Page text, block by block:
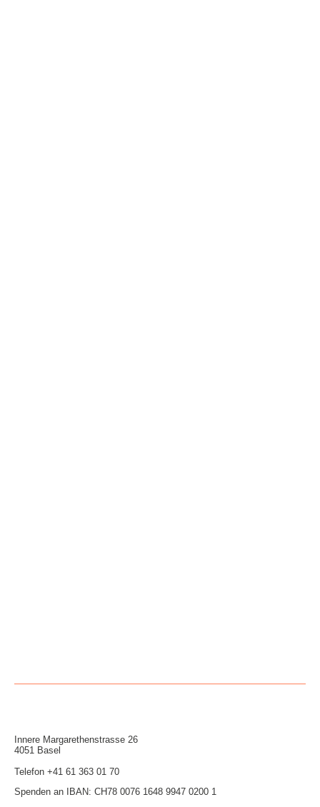
Innere Mar­garethen­strasse 26
4051 Basel
Telefon +41 61 363 01 70
Spenden an IBAN: CH78 0076 1648 9947 0200 1